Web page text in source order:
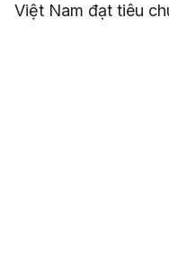
Việt Nam đạt tiêu